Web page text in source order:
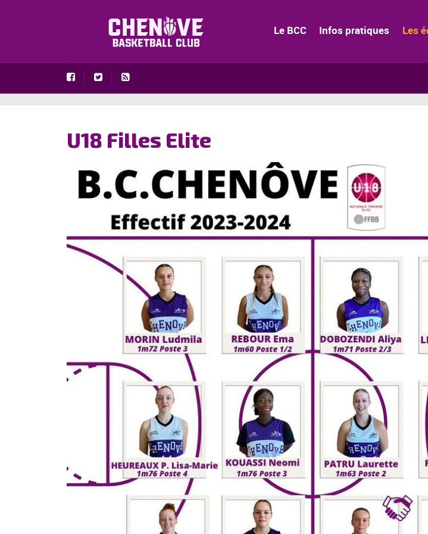
Le BCC Infos pratiques Les
U18 Filles Elite